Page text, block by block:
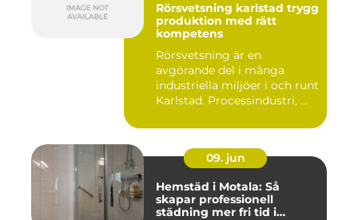
Rörsvetsning karlstad trygg
produktion med rätt
kompetens
Rörsvetsning är en
avgörande del i många
industriella miljöer i och runt
Karlstad. Processindustri, ...
09. jun
Hemstäd i Motala: Så
skapar professionell
städning mer fri tid i